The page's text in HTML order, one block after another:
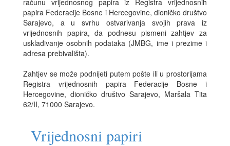
računu vrijednosnog papira iz Registra vrijednosnih
papira Federacije Bosne i Hercegovine, dioničko društvo
Sarajevo, a u svrhu ostvarivanja svojih prava iz
vrijednosnih papira, da podnesu pismeni zahtjev za
usklađivanje osobnih podataka (JMBG, ime i prezime i
adresa prebivališta).
Zahtjev se može podnijeti putem pošte ili u prostorijama
Registra vrijednosnih papira Federacije Bosne i
Hercegovine, dioničko društvo Sarajevo, Maršala Tita
62/II, 71000 Sarajevo.
Vrijednosni papiri